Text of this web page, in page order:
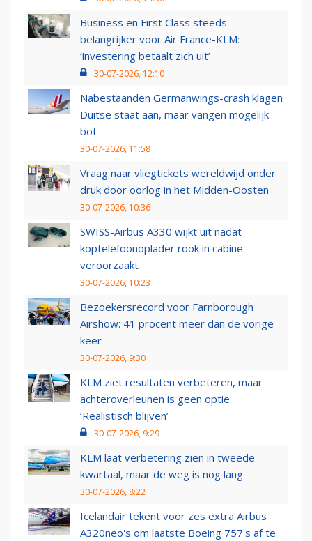
Business en First Class steeds
belangrijker voor Air France-KLM:
‘investering betaalt zich uit’
30-07-2026, 12:10
Nabestaanden Germanwings-crash klagen
Duitse staat aan, maar vangen mogelijk
bot
30-07-2026, 11:58
Vraag naar vliegtickets wereldwijd onder
druk door oorlog in het Midden-Oosten
30-07-2026, 10:36
SWISS-Airbus A330 wijkt uit nadat
koptelefoonoplader rook in cabine
veroorzaakt
30-07-2026, 10:23
Bezoekersrecord voor Farnborough
Airshow: 41 procent meer dan de vorige
keer
30-07-2026, 9:30
KLM ziet resultaten verbeteren, maar
achteroverleunen is geen optie:
‘Realistisch blijven’
30-07-2026, 9:29
KLM laat verbetering zien in tweede
kwartaal, maar de weg is nog lang
30-07-2026, 8:22
Icelandair tekent voor zes extra Airbus
A320neo's om laatste Boeing 757's af te